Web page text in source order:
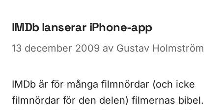
IMDb lanserar iPhone-app
13 december 2009 av Gustav Holmström
IMDb är för många filmnördar (och icke
filmnördar för den delen) filmernas bibel.